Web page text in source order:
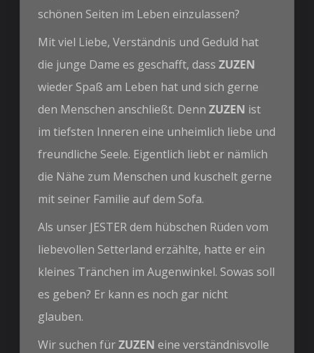
schönen Seiten im Leben einzulassen?
Mit viel Liebe, Verständnis und Geduld hat
die junge Dame es geschafft, dassZUZEN
wieder Spaß am Leben hat und sich gerne
den Menschen anschließt. DennZUZEN ist
im tiefsten Inneren eine unheimlich liebe und
freundliche Seele. Eigentlich liebt er nämlich
die Nähe zum Menschen und kuschelt gerne
mit seiner Familie auf dem Sofa.
Als unser JESTER dem hübschen Rüden vom
liebevollen Setterland erzählte, hatte er ein
kleines Tränchen im Augenwinkel. Sowas soll
es geben? Er kann es noch gar nicht
glauben.
Wir suchen fürZUZEN eine verständnisvolle